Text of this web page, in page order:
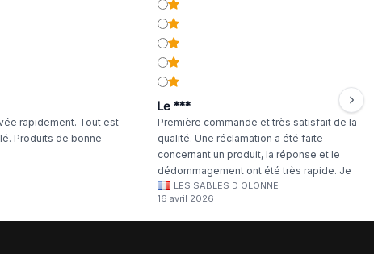
rapidement. Tout est
Produits de bonne
Le ***
Première commande et très satisfait de la
qualité. Une réclamation a été faite
concernant un produit, la réponse et le
dédommagement ont été très rapide. Je
continuerai à commander chez WA Artisan
!
LES SABLES D OLONNE
16 avril 2026